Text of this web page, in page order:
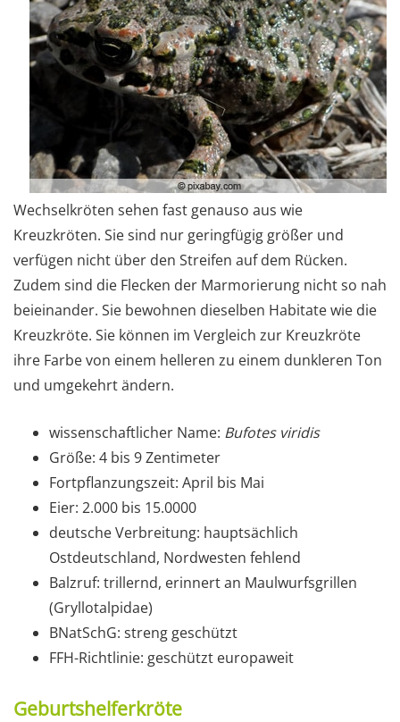
Wechselkröten sehen fast genauso aus wie
Kreuzkröten. Sie sind nur geringfügig größer und
verfügen nicht über den Streifen auf dem Rücken.
Zudem sind die Flecken der Marmorierung nicht so nah
beieinander. Sie bewohnen dieselben Habitate wie die
Kreuzkröte. Sie können im Vergleich zur Kreuzkröte
ihre Farbe von einem helleren zu einem dunkleren Ton
und umgekehrt ändern.
wissenschaftlicher Name: Bufotes viridis
Größe: 4 bis 9 Zentimeter
Fortpflanzungszeit: April bis Mai
Eier: 2.000 bis 15.0000
deutsche Verbreitung: hauptsächlich
Ostdeutschland, Nordwesten fehlend
Balzruf: trillernd, erinnert an Maulwurfsgrillen
(Gryllotalpidae)
BNatSchG: streng geschützt
FFH-Richtlinie: geschützt europaweit
Geburtshelferkröte